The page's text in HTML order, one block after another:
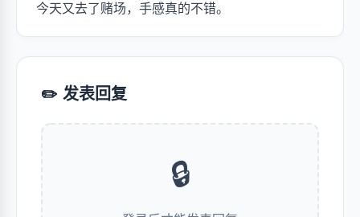
今天又去了赌场，手感真的不错。
✏️ 发表回复
🔒